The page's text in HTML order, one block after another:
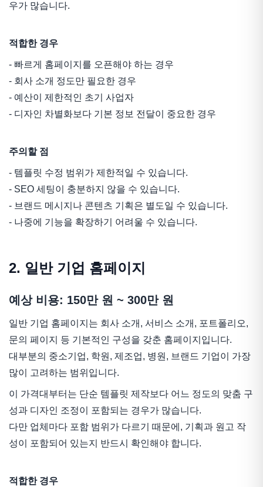
우가 많습니다.
적합한 경우
- 빠르게 홈페이지를 오픈해야 하는 경우
- 회사 소개 정도만 필요한 경우
- 예산이 제한적인 초기 사업자
- 디자인 차별화보다 기본 정보 전달이 중요한 경우
주의할 점
- 템플릿 수정 범위가 제한적일 수 있습니다.
- SEO 세팅이 충분하지 않을 수 있습니다.
- 브랜드 메시지나 콘텐츠 기획은 별도일 수 있습니다.
- 나중에 기능을 확장하기 어려울 수 있습니다.
2. 일반 기업 홈페이지
예상 비용: 150만 원 ~ 300만 원
일반 기업 홈페이지는 회사 소개, 서비스 소개, 포트폴리오,
문의 페이지 등 기본적인 구성을 갖춘 홈페이지입니다.
대부분의 중소기업, 학원, 제조업, 병원, 브랜드 기업이 가장
많이 고려하는 범위입니다.
이 가격대부터는 단순 템플릿 제작보다 어느 정도의 맞춤 구
성과 디자인 조정이 포함되는 경우가 많습니다.
다만 업체마다 포함 범위가 다르기 때문에, 기획과 원고 작
성이 포함되어 있는지 반드시 확인해야 합니다.
적합한 경우